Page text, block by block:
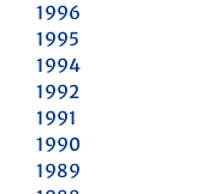
1996
1995
1994
1992
1991
1990
1989